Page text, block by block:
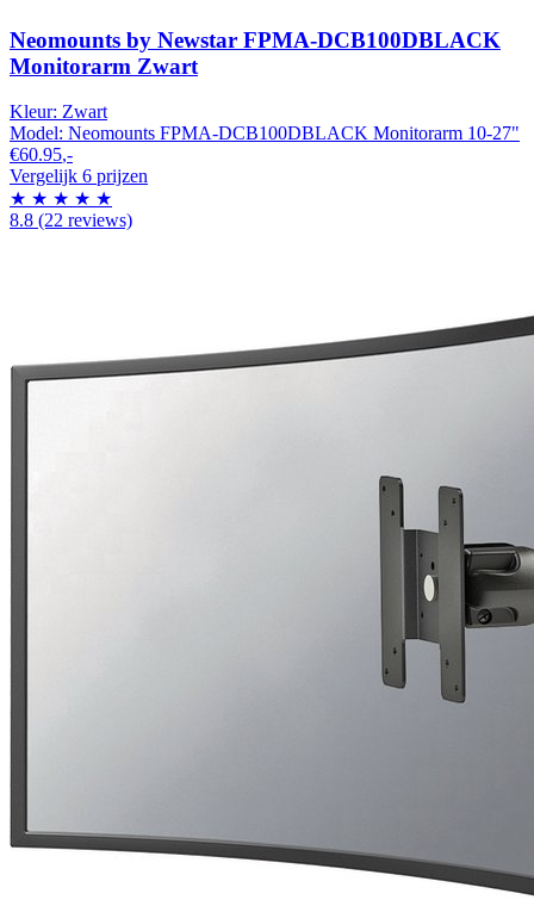
Neomounts by Newstar FPMA-DCB100DBLACK
Monitorarm Zwart
Kleur: Zwart
Model: Neomounts FPMA-DCB100DBLACK Monitorarm 10-27"
€60.95,-
Vergelijk 6 prijzen
★ ★ ★ ★ ★
8.8 (22 reviews)